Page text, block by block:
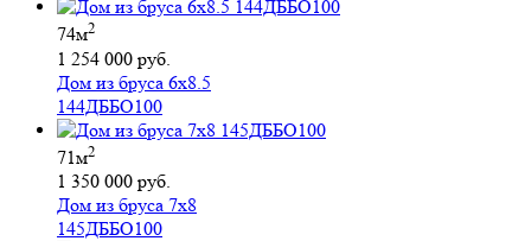
74м2
1 254 000 руб.
Дом из бруса 6х8.5
144ДББО100
71м2
1 350 000 руб.
Дом из бруса 7х8
145ДББО100